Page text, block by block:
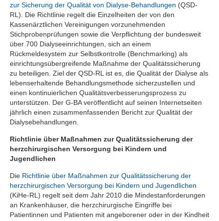
zur Sicherung der Qualität von Dialyse-Behandlungen (QSD-
RL). Die Richtlinie regelt die Einzelheiten der von den
Kassenärztlichen Vereinigungen vorzunehmenden
Stichprobenprüfungen sowie die Verpflichtung der bundesweit
über 700 Dialyseeinrichtungen, sich an einem
Rückmeldesystem zur Selbstkontrolle (Benchmarking) als
einrichtungsübergreifende Maßnahme der Qualitätssicherung
zu beteiligen. Ziel der QSD-RL ist es, die Qualität der Dialyse als
lebenserhaltende Behandlungsmethode sicherzustellen und
einen kontinuierlichen Qualitätsverbesserungsprozess zu
unterstützen. Der G-BA veröffentlicht auf seinen Internetseiten
jährlich einen zusammenfassenden Bericht zur Qualität der
Dialysebehandlungen.
Richtlinie über Maßnahmen zur Qualitätssicherung der
herzchirurgischen Versorgung bei Kindern und
Jugendlichen
Die Richtlinie über Maßnahmen zur Qualitätssicherung der
herzchirurgischen Versorgung bei Kindern und Jugendlichen
(KiHe-RL) regelt seit dem Jahr 2010 die Mindestanforderungen
an Krankenhäuser, die herzchirurgische Eingriffe bei
Patientinnen und Patienten mit angeborener oder in der Kindheit